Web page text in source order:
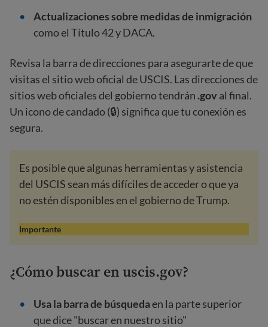
Actualizaciones sobre medidas de inmigración
como el Título 42 y DACA.
Revisa la barra de direcciones para asegurarte de que
visitas el sitio web oficial de USCIS. Las direcciones de
sitios web oficiales del gobierno tendrán.goval final.
Un icono de candado ​​(🔒) significa que tu conexión es
segura.
Es posible que algunas herramientas y asistencia
del USCIS sean más difíciles de acceder o que ya
no estén disponibles en el gobierno de Trump.
Importante
¿Cómo buscar en uscis.gov?
Usa la barra de búsquedaen la parte superior
que dice "buscar en nuestro sitio"